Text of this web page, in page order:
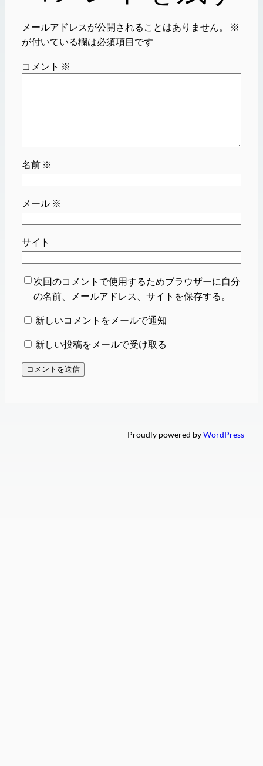
メールアドレスが公開されることはありません。
※
が付いている欄は必須項目です
コメント ※
名前 ※
メール ※
サイト
次回のコメントで使用するためブラウザーに自分
の名前、メールアドレス、サイトを保存する。
新しいコメントをメールで通知
新しい投稿をメールで受け取る
Proudly powered byWordPress